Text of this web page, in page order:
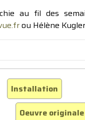
au fil des
ou Hélène
Installation
Oeuvre originale